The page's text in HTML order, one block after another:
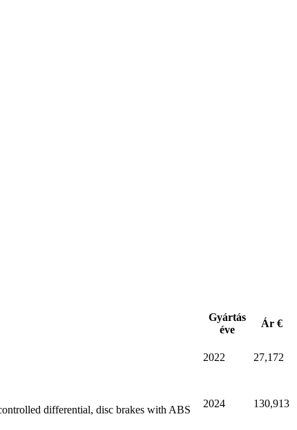
Gyártás
éve
Ár €
2022 27,172
differential, disc brakes with ABS
2024 130,913